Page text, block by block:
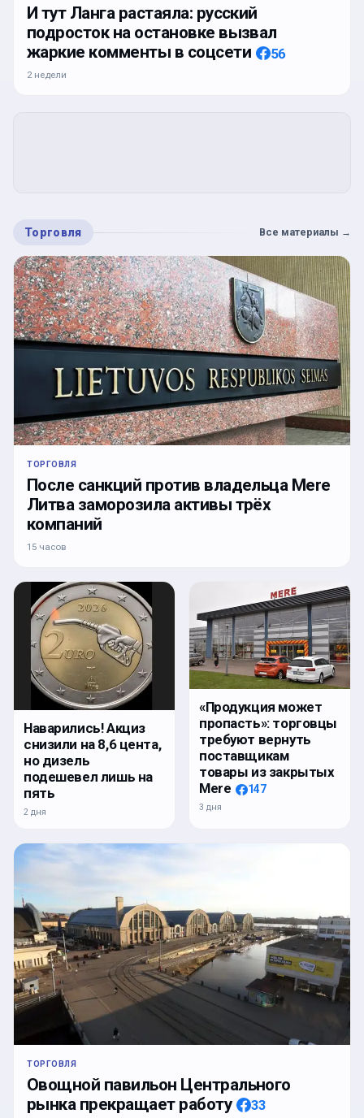
И тут Ланга растаяла: русский
подросток на остановке вызвал
жаркие комменты в соцсети
56
2 недели
Торговля Все материалы →
ТОРГОВЛЯ
После санкций против владельца Mere
Литва заморозила активы трёх
компаний
15 часов
Наварились! Акциз
снизили на 8,6 цента,
но дизель
подешевел лишь на
пять
2 дня
«Продукция может
пропасть»: торговцы
требуют вернуть
поставщикам
товары из закрытых
Mere
147
3 дня
ТОРГОВЛЯ
Овощной павильон Центрального
рынка прекращает работу
33